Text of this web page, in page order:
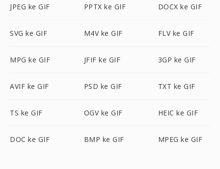
JPEG ke GIF PPTX ke GIF DOCX ke GIF
SVG ke GIF M4V ke GIF FLV ke GIF
MPG ke GIF JFIF ke GIF 3GP ke GIF
AVIF ke GIF PSD ke GIF TXT ke GIF
TS ke GIF OGV ke GIF HEIC ke GIF
DOC ke GIF BMP ke GIF MPEG ke GIF